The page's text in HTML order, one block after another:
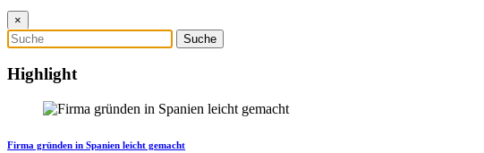
×
Highlight
Firma gründen in Spanien leicht gemacht